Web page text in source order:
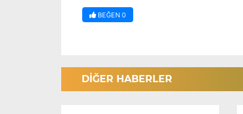
BEĞEN 0
DİĞER HABERLER